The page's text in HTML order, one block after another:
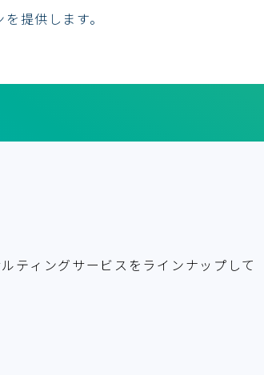
提供します。
ティングサービスをラインナップして